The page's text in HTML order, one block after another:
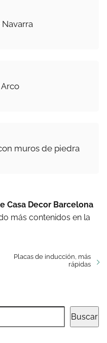
muros de piedra
Casa Decor Barcelona
más contenidos en la
Placas de inducción, más
rápidas
Buscar